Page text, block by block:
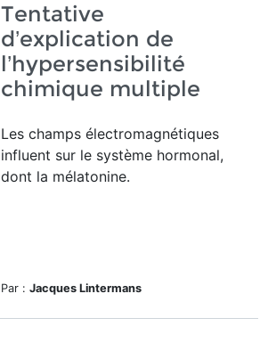
Tentative
d’explication de
l’hypersensibilité
chimique multiple
Les champs électromagnétiques
influent sur le système hormonal,
dont la mélatonine.
Par : Jacques Lintermans